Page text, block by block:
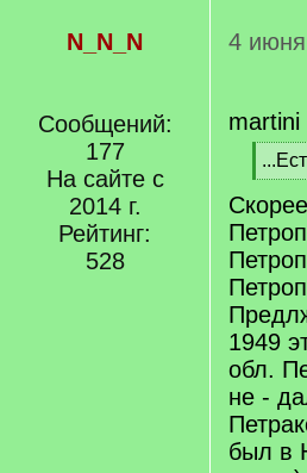
N_N_N
Сообщений:
177
На сайте с
2014 г.
Рейтинг:
528
4
martini
q
]
[
/
q
]
1949
обл.
не -
был в